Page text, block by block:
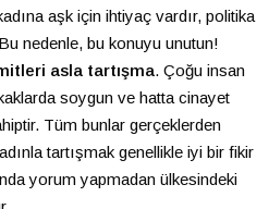
aşk için ihtiyaç vardır, politika
nedenle, bu konuyu unutun!
asla tartışma. Çoğu insan
soygun ve hatta cinayet
Tüm bunlar gerçeklerden
tartışmak genellikle iyi bir fikir
yorum yapmadan ülkesindeki